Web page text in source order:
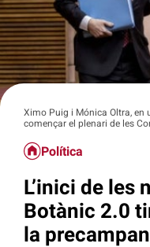
Ximo Puig i Mónica Oltra, en
començar el plenari de les
Política
L’inici de les
Botànic 2.0
la